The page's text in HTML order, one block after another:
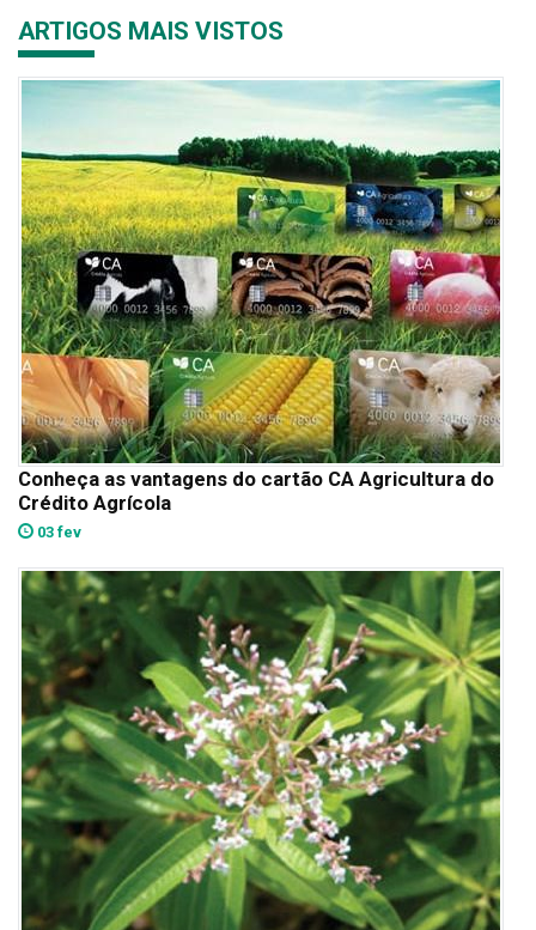
ARTIGOS MAIS VISTOS
Conheça as vantagens do cartão CA Agricultura do
Crédito Agrícola
03 fev